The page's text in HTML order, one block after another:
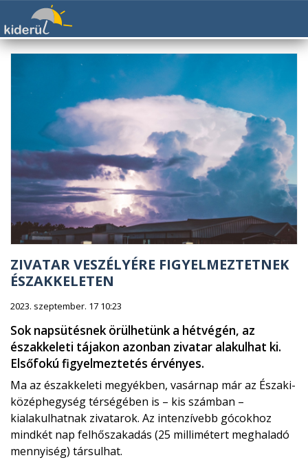
ZIVATAR VESZÉLYÉRE FIGYELMEZTETNEK
ÉSZAKKELETEN
2023. szeptember. 17 10:23
Sok napsütésnek örülhetünk a hétvégén, az
északkeleti tájakon azonban zivatar alakulhat ki.
Elsőfokú figyelmeztetés érvényes.
Ma az északkeleti megyékben, vasárnap már az Északi-
középhegység térségében is – kis számban –
kialakulhatnak zivatarok. Az intenzívebb gócokhoz
mindkét nap felhőszakadás (25 millimétert meghaladó
mennyiség) társulhat.